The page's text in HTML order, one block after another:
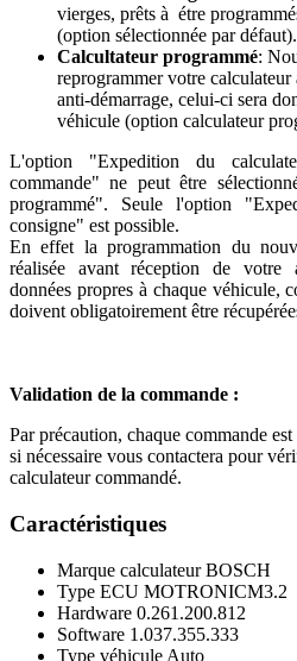
vierges, prêts à étre
(option sélectionnée par défaut).
Calcultateur programmé:
reprogrammer votre
anti-démarrage, celui-ci sera
véhicule (option calculateur
L'option "Expedition du
commande" ne peut être
programmé". Seule l'option
consigne" est possible.
En effet la programmation du
réalisée avant réception de votre
données propres à chaque véhicule,
doivent obligatoirement être
Validation de la commande :
Par précaution, chaque commande
si nécessaire vous contactera pour
calculateur commandé.
Caractéristiques
Marque calculateur BOSCH
Type ECU MOTRONICM3.2
Hardware 0.261.200.812
Software 1.037.355.333
Type véhicule Auto